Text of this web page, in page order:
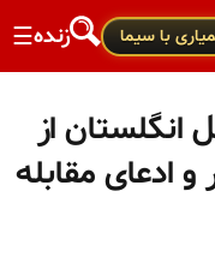
با سیما زنده☰
از
ادعای مقابله